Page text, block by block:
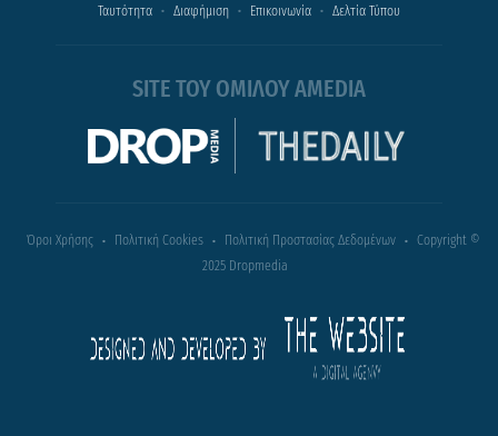
Ταυτότητα Διαφήμιση Επικοινωνία Δελτία Τύπου
SITE ΤΟΥ ΟΜΙΛΟΥ AMEDIA
Όροι Χρήσης Πολιτική Cookies Πολιτική Προστασίας Δεδομένων
Copyright ©
2025 Dropmedia